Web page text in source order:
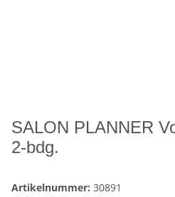
SALON PLANNER
2-bdg.
Artikelnummer: 30891